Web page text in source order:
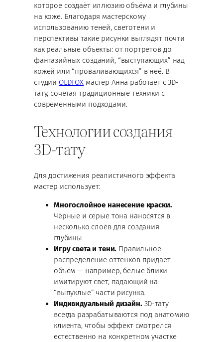
которое создаёт иллюзию объёма и глубины
на коже. Благодаря мастерскому
использованию теней, светотени и
перспективы такие рисунки выглядят почти
как реальные объекты: от портретов до
фантазийных созданий, “выступающих” над
кожей или “проваливающихся” в неё. В
студии OLDFOX мастер Анна работает с 3D-
тату, сочетая традиционные техники с
современными подходами.
Технологии создания
3D-тату
Для достижения реалистичного эффекта
мастер использует:
Многослойное нанесение краски.
Чёрные и серые тона наносятся в
несколько слоёв для создания
глубины.
Игру света и тени. Правильное
распределение оттенков придаёт
объём — например, белые блики
имитируют свет, падающий на
“выпуклые” части рисунка.
Индивидуальный дизайн.3D-тату
всегда разрабатываются под анатомию
клиента, чтобы эффект смотрелся
естественно на конкретном участке